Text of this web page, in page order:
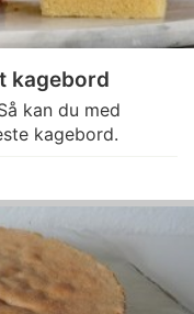
kagebord
kan du med
kagebord.